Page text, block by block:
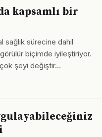
kapsamlı bir
sağlık sürecine dahil
biçimde iyileştiriyor.
şeyi değiştir…